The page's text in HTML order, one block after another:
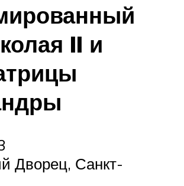
II и
Дворец, Санкт-